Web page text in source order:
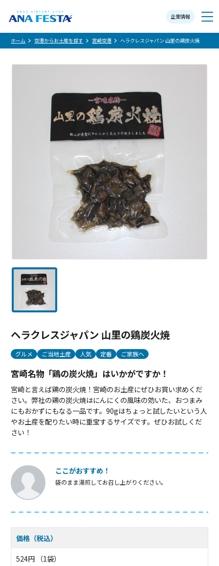
企業情報
メニュー
ホーム 空港からお土産を探す 宮崎空港 ヘラクレスジャパン 山里の鶏炭火焼
ヘラクレスジャパン 山里の鶏炭火焼
グルメ ご当地土産 人気 定番 ご家族へ
宮崎名物「鶏の炭火焼」はいかがですか！
宮崎と言えば鶏の炭火焼！宮崎のお土産にぜひお買い求めくだ
さい。弊社の鶏の炭火焼はにんにくの風味の効いた、おつまみ
にもおかずにもなる一品です。90gはちょっと試したいという人
やお土産を配りたい時に重宝するサイズです。ぜひお試しくだ
さい！
ここがおすすめ！
袋のまま湯煎してお召し上がりください。
価格（税込）
524円 （1袋）